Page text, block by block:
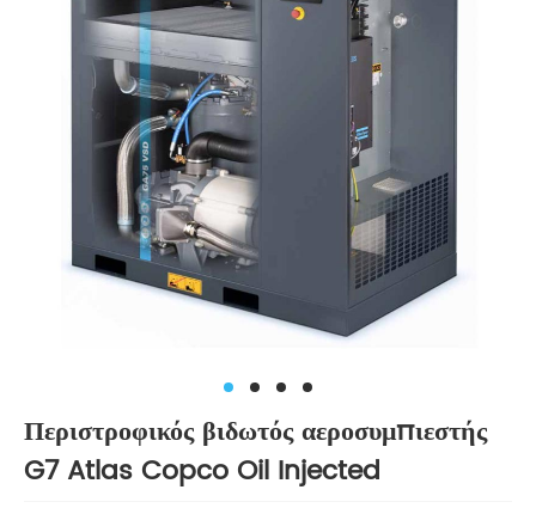
Περιστροφικός βιδωτός αεροσυμπιεστής
G7 Atlas Copco Oil Injected